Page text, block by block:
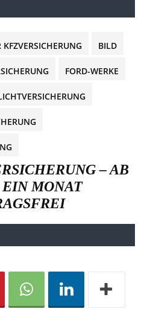
KFZVERSICHERUNG BILD
FORD-WERKE
– AB
EIN MONAT